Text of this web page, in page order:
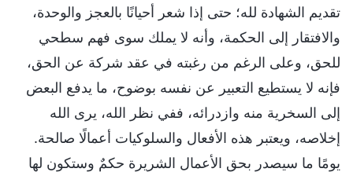
تقديم الشهادة لله؛ حتى إذا شعر أحيانًا بالعجز والوحدة،
والافتقار إلى الحكمة، وأنه لا يملك سوى فهم سطحي
للحق، وعلى الرغم من رغبته في عقد شركة عن الحق،
فإنه لا يستطيع التعبير عن نفسه بوضوح، ما يدفع البعض
إلى السخرية منه وازدرائه، ففي نظر الله، يرى الله
إخلاصه، ويعتبر هذه الأفعال والسلوكيات أعمالًا صالحة.
يومًا ما سيصدر بحق الأعمال الشريرة حكمٌ وستكون لها